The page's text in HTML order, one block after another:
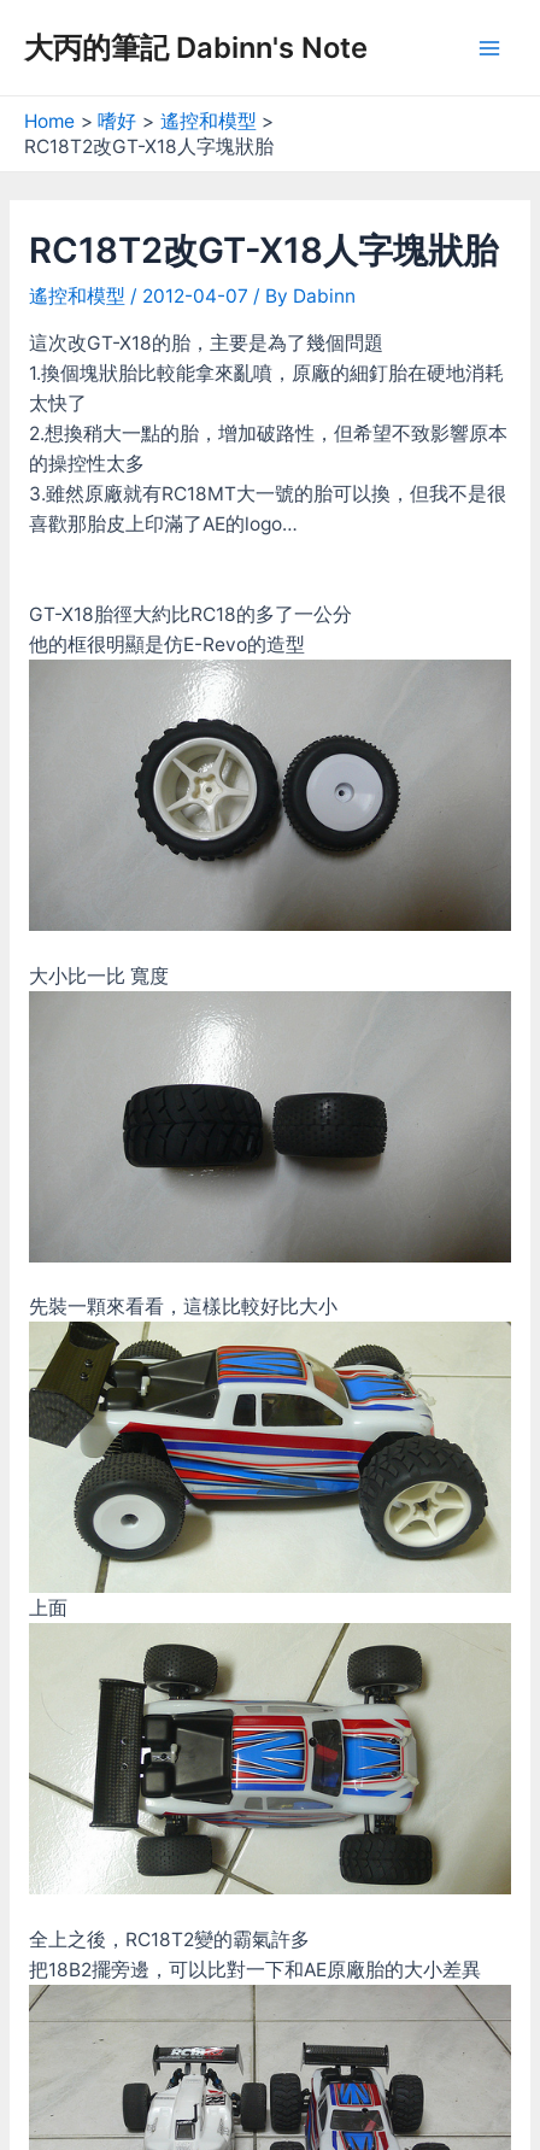
大丙的筆記 Dabinn's Note
Home 嗜好
遙控和模型
RC18T2改GT-X18人字塊狀胎
RC18T2改GT-X18人字塊狀胎
遙控和模型 / 2012-04-07 / By Dabinn
這次改GT-X18的胎，主要是為了幾個問題
1.換個塊狀胎比較能拿來亂噴，原廠的細釘胎在硬地消耗
太快了
2.想換稍大一點的胎，增加破路性，但希望不致影響原本
的操控性太多
3.雖然原廠就有RC18MT大一號的胎可以換，但我不是很
喜歡那胎皮上印滿了AE的logo…
GT-X18胎徑大約比RC18的多了一公分
他的框很明顯是仿E-Revo的造型
大小比一比 寬度
先裝一顆來看看，這樣比較好比大小
上面
全上之後，RC18T2變的霸氣許多
把18B2擺旁邊，可以比對一下和AE原廠胎的大小差異